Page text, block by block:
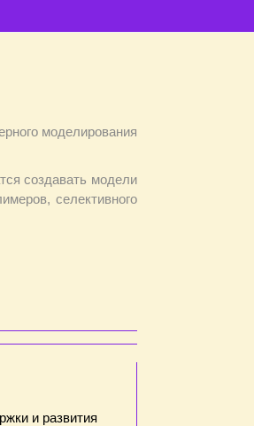
моделирования
создавать модели
селективного
и развития